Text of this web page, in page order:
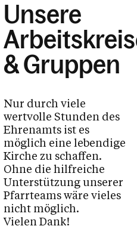
&
/ Shane Rounce
Unsere
& Gruppen
Nur durch viele
wertvolle Stunden des
Ehrenamts ist es
möglich eine lebendige
Kirche zu schaffen.
Ohne die hilfreiche
Unterstützung unserer
Pfarrteams wäre vieles
nicht möglich.
Vielen Dank!